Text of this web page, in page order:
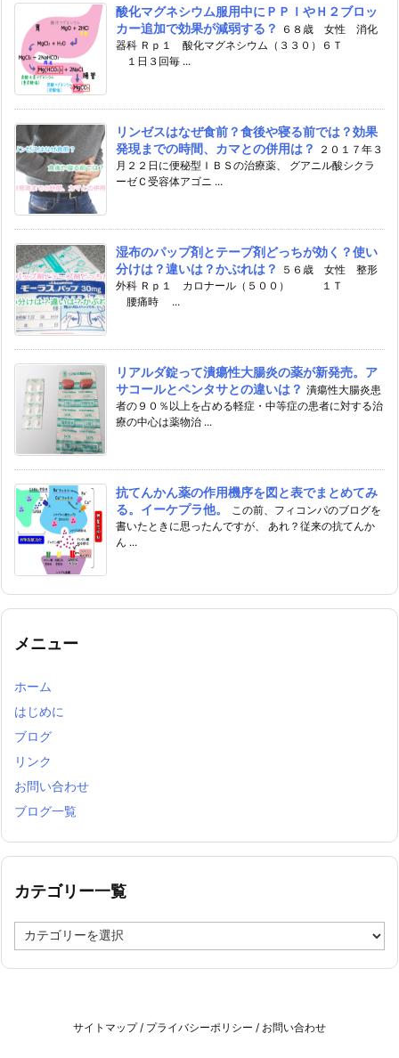
酸化マグネシウム服用中にＰＰＩやＨ２ブロッ
カー追加で効果が減弱する？
６８歳 女性 消化
器科 Ｒｐ１ 酸化マグネシウム（３３０）６Ｔ
１日３回毎 ...
リンゼスはなぜ食前？食後や寝る前では？効果
発現までの時間、カマとの併用は？
２０１７年３
月２２日に便秘型ＩＢＳの治療薬、 グアニル酸シクラ
ーゼＣ受容体アゴニ ...
湿布のパップ剤とテープ剤どっちが効く？使い
分けは？違いは？かぶれは？
５６歳 女性 整形
外科 Ｒｐ１ カロナール（５００） １Ｔ
腰痛時 ...
リアルダ錠って潰瘍性大腸炎の薬が新発売。ア
サコールとペンタサとの違いは？ 潰瘍性大腸炎患
者の９０％以上を占める軽症・中等症の患者に対する治
療の中心は薬物治 ...
抗てんかん薬の作用機序を図と表でまとめてみ
る。イーケプラ他。
この前、フィコンパのブログを
書いたときに思ったんですが、 あれ？従来の抗てんか
ん ...
メニュー
ホーム
はじめに
ブログ
リンク
お問い合わせ
ブログ一覧
カテゴリー一覧
テ
サイトマップ/ プライバシーポリシー / お問い合わせ